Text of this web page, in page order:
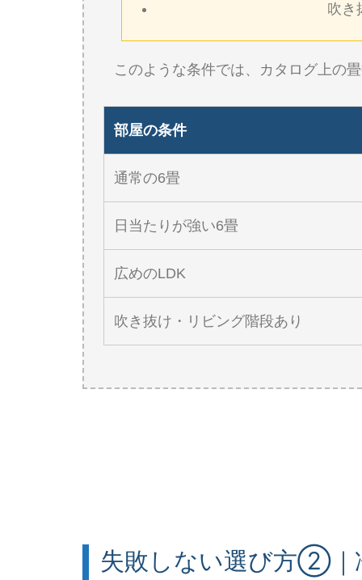
吹き
このような条件では、カタログ上の
部屋の条件
通常の6畳
日当たりが強い6畳
広めのLDK
吹き抜け・リビング階段あり
失敗しない選び方②｜